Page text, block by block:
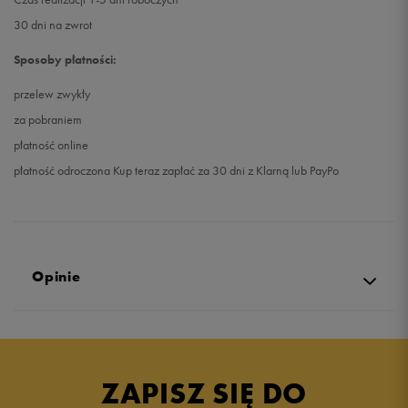
30 dni na zwrot
Sposoby płatności:
przelew zwykły
za pobraniem
płatność online
płatność odroczona Kup teraz zapłać za 30 dni z Klarną lub PayPo
Opinie
5.0
zebranych i zweryfikowanych przez
ZAPISZ SIĘ DO